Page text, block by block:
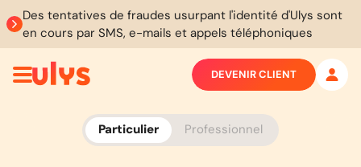
Des tentatives de fraudes usurpant l'identité d'Ulys sont
en cours par SMS, e-mails et appels téléphoniques
Particulier Professionnel
DEVENIR CLIENT